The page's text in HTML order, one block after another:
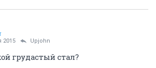
2015 Upjohn
грудастый стал?